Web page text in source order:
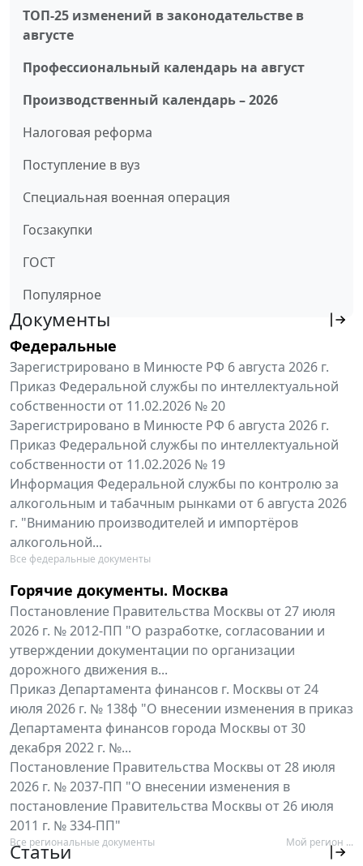
ТОП-25 изменений в законодательстве в
августе
Профессиональный календарь на август
Производственный календарь – 2026
Налоговая реформа
Поступление в вуз
Специальная военная операция
Госзакупки
ГОСТ
Популярное
Документы
Федеральные
Зарегистрировано в Минюсте РФ 6 августа 2026 г.
Приказ Федеральной службы по интеллектуальной
собственности от 11.02.2026 № 20
Зарегистрировано в Минюсте РФ 6 августа 2026 г.
Приказ Федеральной службы по интеллектуальной
собственности от 11.02.2026 № 19
Информация Федеральной службы по контролю за
алкогольным и табачным рынками от 6 августа 2026
г. "Вниманию производителей и импортёров
алкогольной...
Все федеральные документы
Горячие документы. Москва
Постановление Правительства Москвы от 27 июля
2026 г. № 2012-ПП "О разработке, согласовании и
утверждении документации по организации
дорожного движения в...
Приказ Департамента финансов г. Москвы от 24
июля 2026 г. № 138ф "О внесении изменения в приказ
Департамента финансов города Москвы от 30
декабря 2022 г. №...
Постановление Правительства Москвы от 28 июля
2026 г. № 2037-ПП "О внесении изменения в
постановление Правительства Москвы от 26 июля
2011 г. № 334-ПП"
Все региональные документы Мой регион ...
Статьи